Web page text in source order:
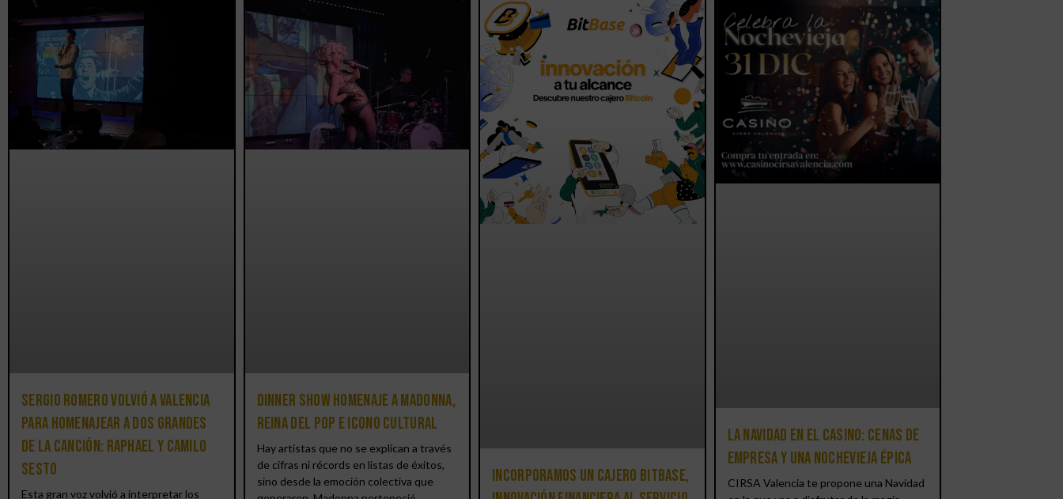
Sergio Romero volvió a Valencia
para homenajear a dos grandes
de la canción: Raphael y Camilo
Sesto
Esta gran voz volvió a interpretar los
Dinner Show homenaje a Madonna,
reina del pop e icono cultural
Hay artistas que no se explican a través
de cifras ni récords en listas de éxitos,
sino desde la emoción colectiva que
Incorporamos un cajero BitBase,
La Navidad en el Casino: cenas de
empresa y una Nochevieja épica
CIRSA Valencia te propone una Navidad